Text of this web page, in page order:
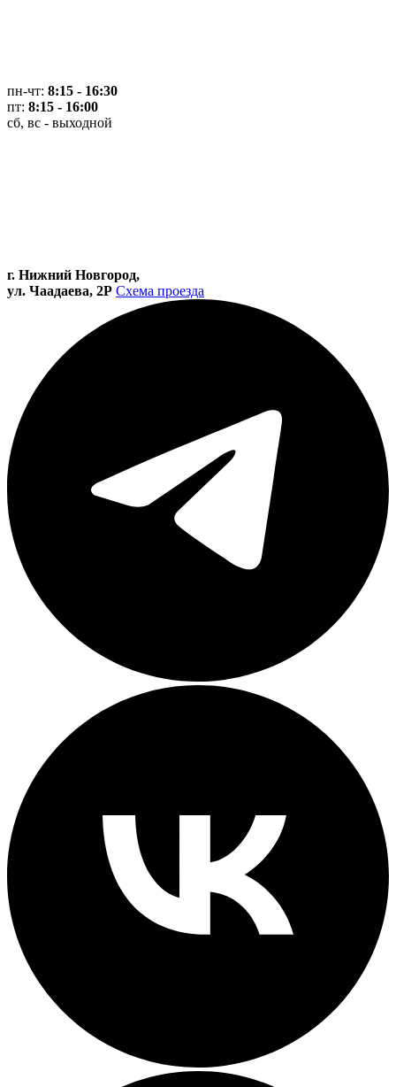
пн-чт: 8:15 - 16:30
пт: 8:15 - 16:00
сб, вс - выходной
г. Нижний Новгород,
ул. Чаадаева, 2Р Схема проезда